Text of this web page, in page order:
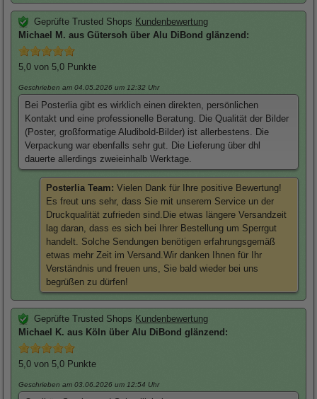
Geprüfte Trusted Shops Kundenbewertung
Michael
M. aus Gütersoh überAlu DiBond glänzend :
5,0 von 5,0 Punkte
Geschrieben am 04.05.2026 um 12:32 Uhr
Bei Posterlia gibt es wirklich einen direkten, persönlichen
Kontakt und eine professionelle Beratung. Die Qualität der Bilder
(Poster, großformatige Aludibold-Bilder) ist allerbestens. Die
Verpackung war ebenfalls sehr gut. Die Lieferung über dhl
dauerte allerdings zweieinhalb Werktage.
Posterlia Team: Vielen Dank für Ihre positive Bewertung!
Es freut uns sehr, dass Sie mit unserem Service un der
Druckqualität zufrieden sind.Die etwas längere Versandzeit
lag daran, dass es sich bei Ihrer Bestellung um Sperrgut
handelt. Solche Sendungen benötigen erfahrungsgemäß
etwas mehr Zeit im Versand.Wir danken Ihnen für Ihr
Verständnis und freuen uns, Sie bald wieder bei uns
begrüßen zu dürfen!
Geprüfte Trusted Shops Kundenbewertung
Michael
K. aus Köln überAlu DiBond glänzend :
5,0 von 5,0 Punkte
Geschrieben am 03.06.2026 um 12:54 Uhr